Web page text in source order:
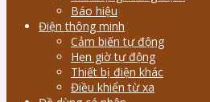
Báo hiệu
Điện thông minh
Cảm biến tự động
Hẹn giờ tự động
Thiết bị điện khác
Điều khiển từ xa